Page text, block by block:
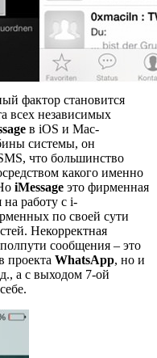
фактор становится
всех независимых
в iOS и Mac-
системы, он
что большинство
какого именно
iMessage это фирменная
на работу с i-
по своей сути
Некорректная
сообщения – это
проекта WhatsApp, но и
а с выходом 7-ой